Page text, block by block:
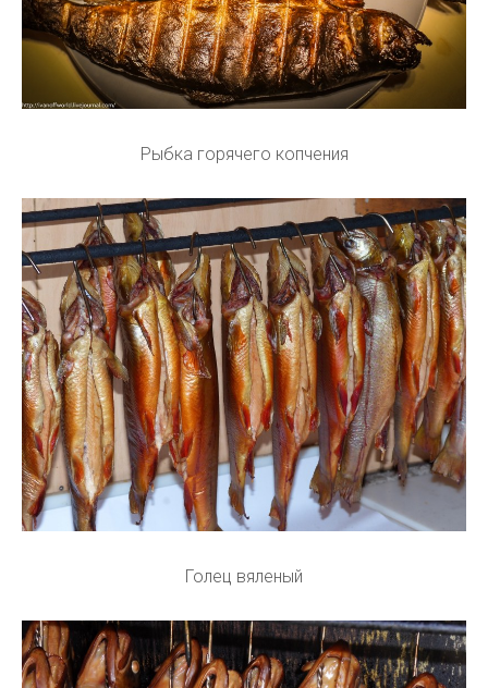
Рыбка горячего копчения
Голец вяленый